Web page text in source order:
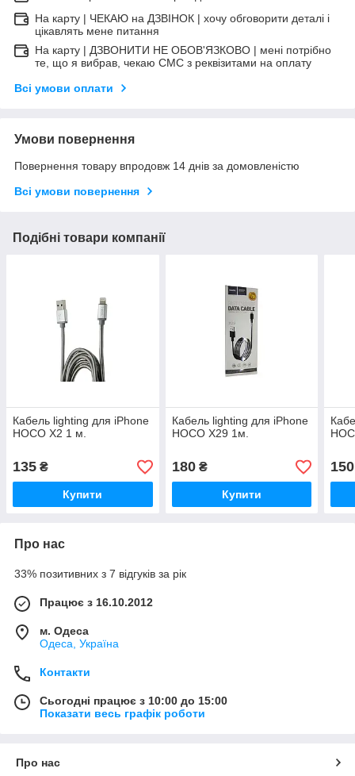
На карту | ЧЕКАЮ на ДЗВІНОК | хочу обговорити деталі і
цікавлять мене питання
На карту | ДЗВОНИТИ НЕ ОБОВ'ЯЗКОВО | мені потрібно
те, що я вибрав, чекаю СМС з реквізитами на оплату
Всі умови оплати
Умови повернення
Повернення товару впродовж 14 днів за домовленістю
Всі умови повернення
Подібні товари компанії
Кабель lighting для iPhone
HOCO Х2 1 м.
135 ₴
Купити
Кабель lighting для iPhone
HOCO Х29 1м.
180₴
Купити
150
Про нас
33% позитивних з 7 відгуків за рік
Працює з 16.10.2012
м. Одеса
Одеса, Україна
Контакти
Сьогодні працює з 10:00 до 15:00
Показати весь графік роботи
Про нас